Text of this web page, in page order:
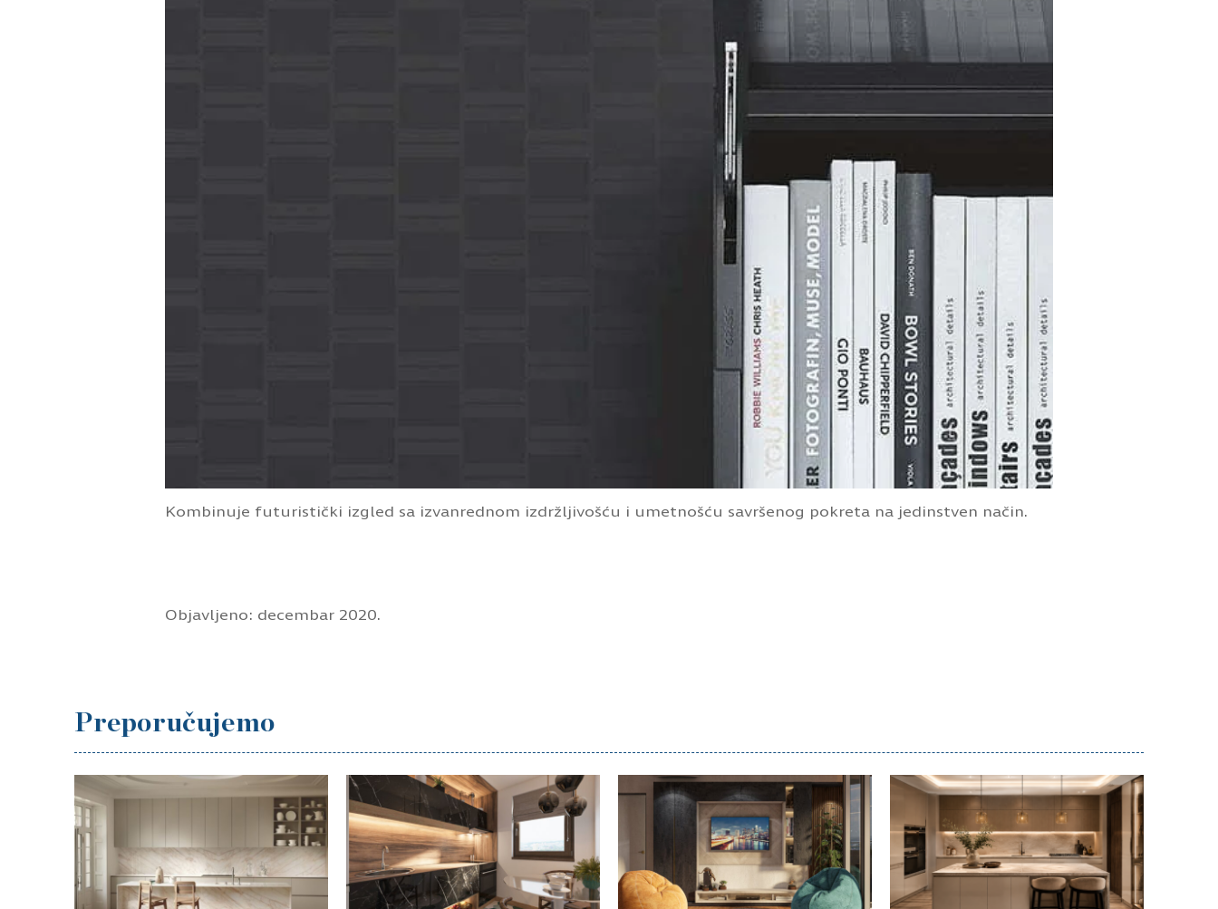
Kombinuje futuristički izgled sa izvanrednom izdržljivošću i umetnošću savršenog pokreta na jedinstven način.
Objavljeno: decembar 2020.
Preporučujemo